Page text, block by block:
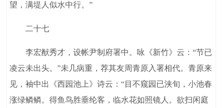
望，满堤人似水中行。”
二十七
李宏猷秀才，设帐尹制府署中。咏《新竹》云：“节已
凌云未出头。”未几病重，荐其友周青原入署相代。青原来
见，袖中出《西园池上》诗云：“目不窥园已浃旬，小池春
涨绿鳞鳞。得鱼鸟胜垂纶客，临水花如照镜人。欲扫闲庭